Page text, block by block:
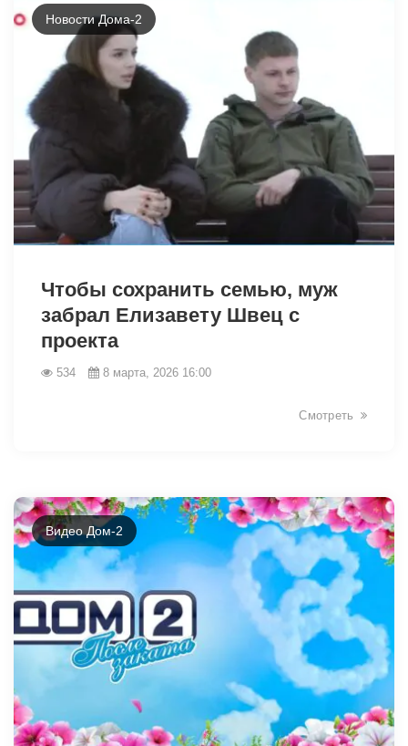
Новости Дома-2
Чтобы сохранить семью, муж
забрал Елизавету Швец с
проекта
534 8 марта, 2026 16:00
Смотреть
Видео Дом-2